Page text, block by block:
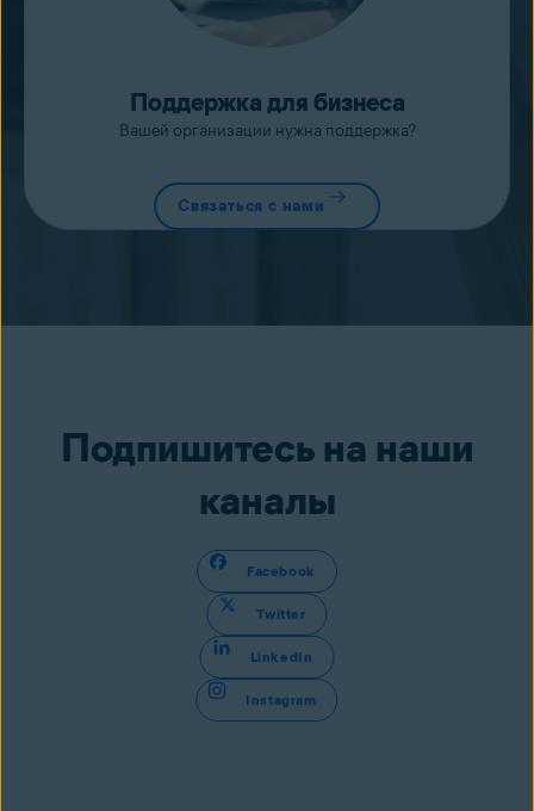
Поддержка для бизнеса
Вашей организации нужна поддержка?
Связаться с нами
Подпишитесь на наши
каналы
Facebook
Twitter
LinkedIn
Instagram